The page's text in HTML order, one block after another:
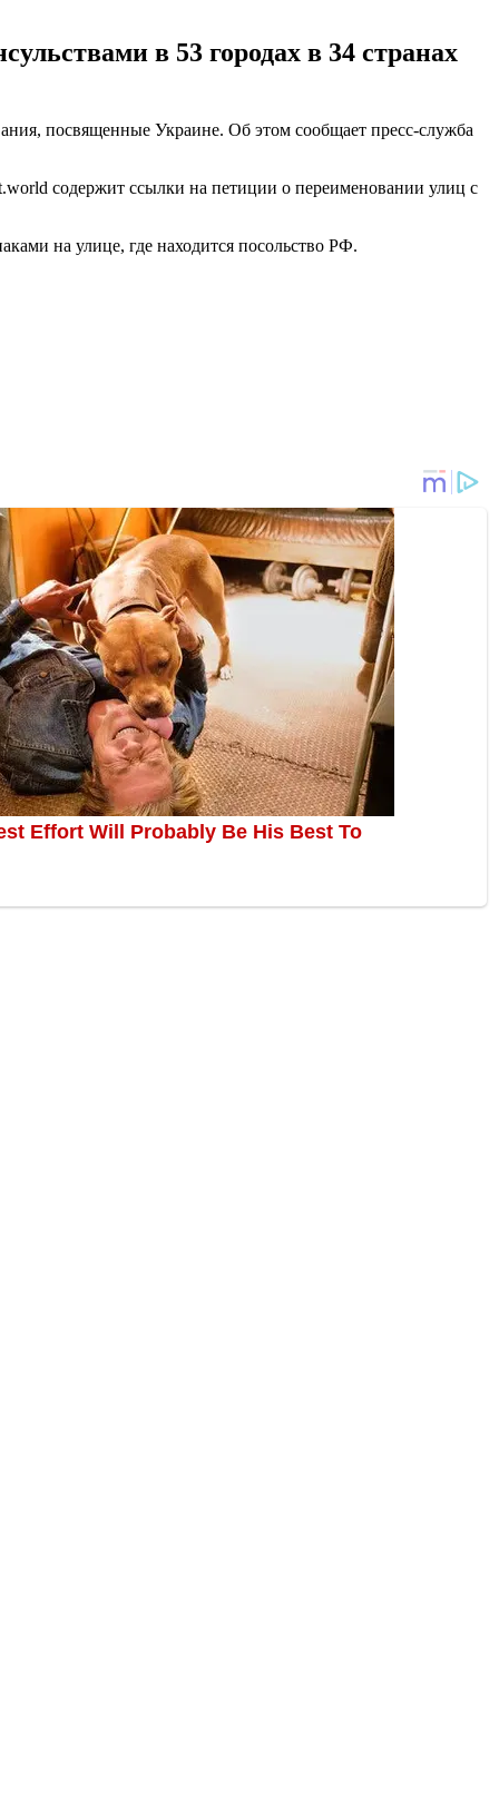
в 53 городах в 34 странах
посвященные Украине. Об этом сообщает пресс-служба
содержит ссылки на петиции о переименовании улиц с
на улице, где находится посольство РФ.